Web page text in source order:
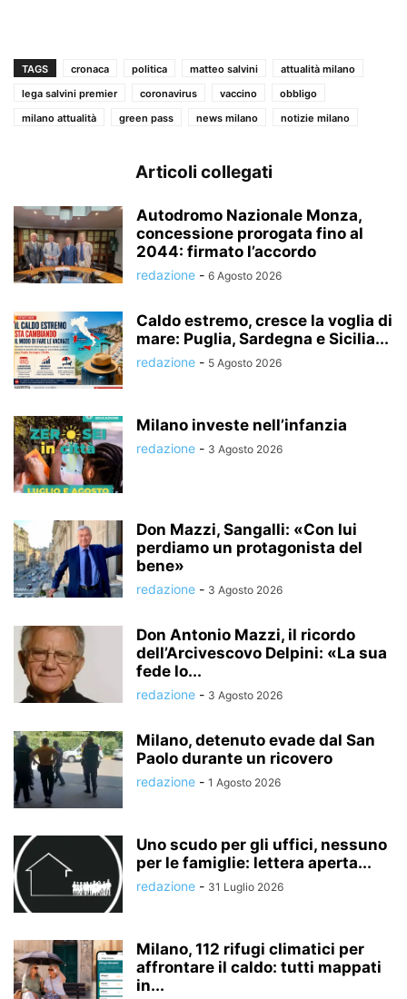
TAGS cronaca politica matteo salvini
attualità milano
lega salvini premier
coronavirus vaccino
obbligo
milano attualità
green pass news milano notizie milano
Articoli collegati
Autodromo Nazionale Monza,
concessione prorogata fino al
2044: firmato l’accordo
redazione - 6 Agosto 2026
Caldo estremo, cresce la voglia di
mare: Puglia, Sardegna e Sicilia...
redazione - 5 Agosto 2026
Milano investe nell’infanzia
redazione - 3 Agosto 2026
Don Mazzi, Sangalli: «Con lui
perdiamo un protagonista del
bene»
redazione - 3 Agosto 2026
Don Antonio Mazzi, il ricordo
dell’Arcivescovo Delpini: «La sua
fede lo...
redazione - 3 Agosto 2026
Milano, detenuto evade dal San
Paolo durante un ricovero
redazione - 1 Agosto 2026
Uno scudo per gli uffici, nessuno
per le famiglie: lettera aperta...
redazione - 31 Luglio 2026
Milano, 112 rifugi climatici per
affrontare il caldo: tutti mappati
in...